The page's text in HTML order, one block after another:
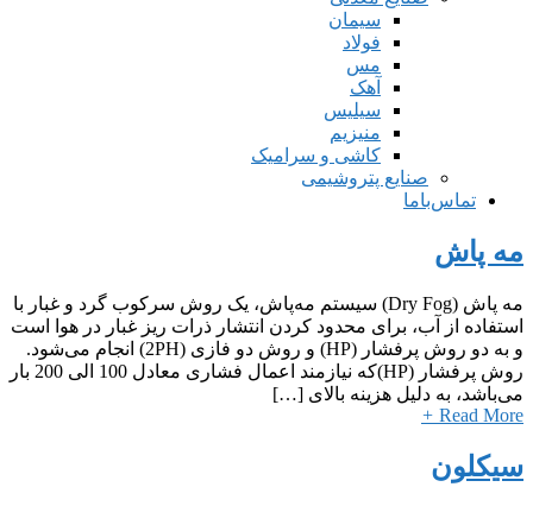
سیمان
فولاد
مس
آهک
سیلیس
منیزیم
کاشی و سرامیک
صنایع پتروشیمی
تماس‌با‌ما
مه پاش
مه پاش (Dry Fog) سیستم مه‌پاش، یک روش سرکوب گرد و غبار با
استفاده از آب، برای محدود کردن انتشار ذرات ریز غبار در هوا است
و به دو روش پرفشار (HP) و روش دو فازی (2PH) انجام می‌شود.
روش پرفشار (HP)که نیازمند اعمال فشاری معادل 100 الی 200 بار
می‌باشد، به دلیل هزینه بالای […]
Read More
+
سیکلون